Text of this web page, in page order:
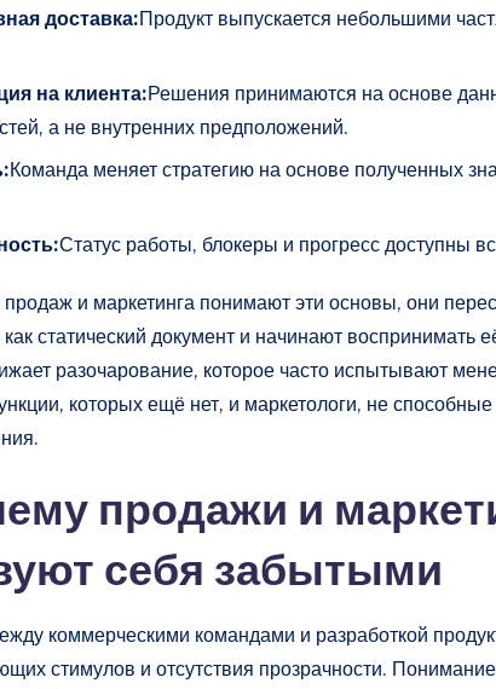
доставка:Продукт выпускается небольшими
на клиента:Решения принимаются на основе
а не внутренних предположений.
Команда меняет стратегию на основе полученных
Статус работы, блокеры и прогресс доступны
и маркетинга понимают эти основы, они
как статический документ и начинают воспринимать
разочарование, которое часто испытывают
которых ещё нет, и маркетологи, не способные
продажи и
себя забытыми
коммерческими командами и разработкой
стимулов и отсутствия прозрачности.